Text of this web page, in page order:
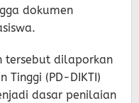
dokumen
tersebut dilaporkan
Tinggi (PD-DIKTI)
dasar penilaian